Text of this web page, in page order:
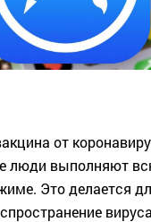
от
люди выполняют
Это делается